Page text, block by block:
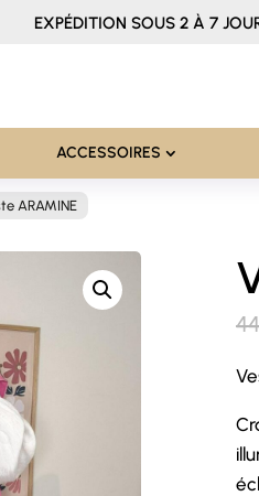
EXPÉDITION SOUS 2 À 7
ACCESSOIRES
ARAMINE